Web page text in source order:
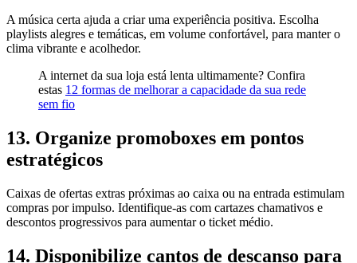
A música certa ajuda a criar uma experiência positiva. Escolha
playlists alegres e temáticas, em volume confortável, para manter o
clima vibrante e acolhedor.
A internet da sua loja está lenta ultimamente? Confira
estas 12 formas de melhorar a capacidade da sua rede
sem fio
13. Organize promoboxes em pontos
estratégicos
Caixas de ofertas extras próximas ao caixa ou na entrada estimulam
compras por impulso. Identifique-as com cartazes chamativos e
descontos progressivos para aumentar o ticket médio.
14. Disponibilize cantos de descanso para